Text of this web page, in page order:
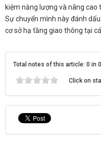
kiệm năng lượng và nâng cao
Sự chuyển mình này đánh
cơ sở hạ tầng giao thông tại
Total notes of this article: 0 in
Click on